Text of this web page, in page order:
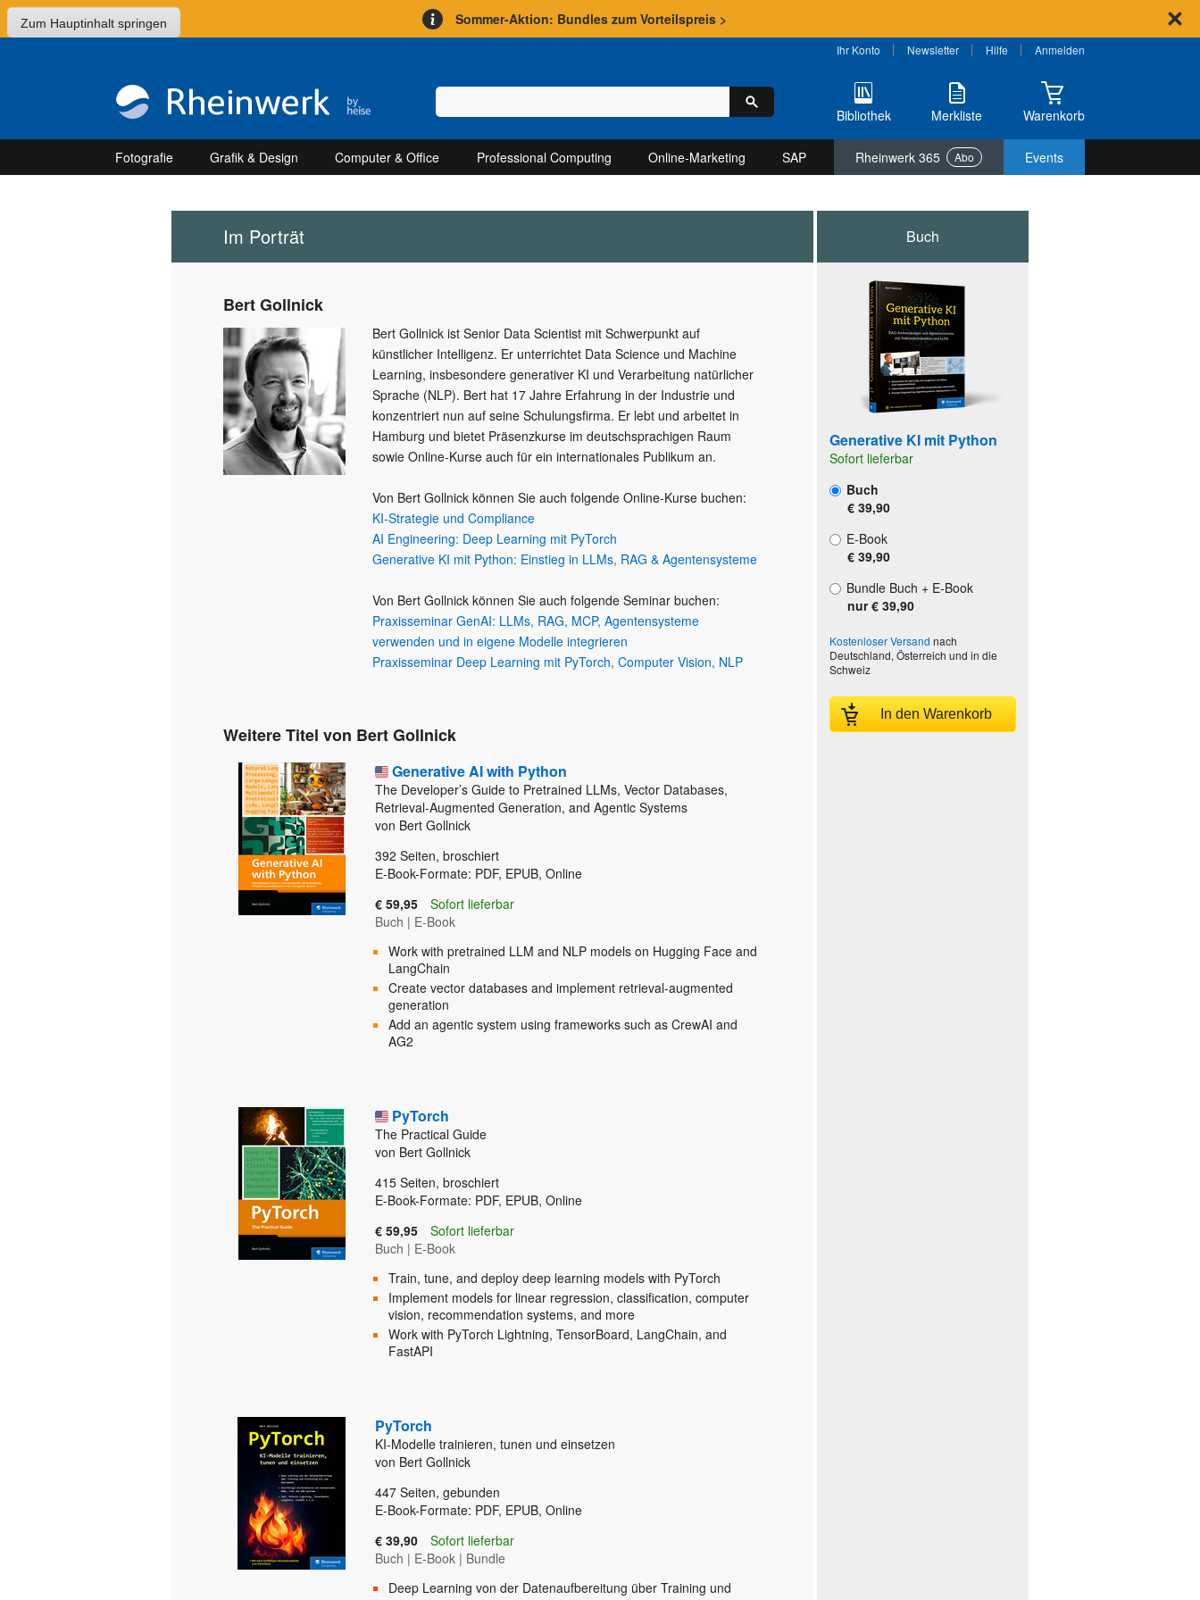
Zum Hauptinhalt springen Sommer-Aktion: Bundles zum Vorteilspreis >
Ihr Konto Newsletter Hilfe Anmelden
Bibliothek Merkliste Warenkorb
Fotografie Grafik & Design Computer & Office Professional Computing Online-Marketing SAP Rheinwerk 365 Abo Events
Im Porträt
Bert Gollnick
Bert Gollnick ist Senior Data Scientist mit Schwerpunkt auf
künstlicher Intelligenz. Er unterrichtet Data Science und Machine
Learning, insbesondere generativer KI und Verarbeitung natürlicher
Sprache (NLP). Bert hat 17 Jahre Erfahrung in der Industrie und
konzentriert nun auf seine Schulungsfirma. Er lebt und arbeitet in
Hamburg und bietet Präsenzkurse im deutschsprachigen Raum
sowie Online-Kurse auch für ein internationales Publikum an.
Von Bert Gollnick können Sie auch folgende Online-Kurse buchen:
KI-Strategie und Compliance
AI Engineering: Deep Learning mit PyTorch
Generative KI mit Python: Einstieg in LLMs, RAG & Agentensysteme
Von Bert Gollnick können Sie auch folgende Seminar buchen:
Praxisseminar GenAI: LLMs, RAG, MCP, Agentensysteme
verwenden und in eigene Modelle integrieren
Praxisseminar Deep Learning mit PyTorch, Computer Vision, NLP
Weitere Titel von Bert Gollnick
Generative AI with Python
The Developer’s Guide to Pretrained LLMs, Vector Databases,
Retrieval-Augmented Generation, and Agentic Systems
von Bert Gollnick
392 Seiten, broschiert
E-Book-Formate: PDF, EPUB, Online
€ 59,95
Sofort lieferbar
Buch | E-Book
Work with pretrained LLM and NLP models on Hugging Face and
LangChain
Create vector databases and implement retrieval-augmented
generation
Add an agentic system using frameworks such as CrewAI and
AG2
PyTorch
The Practical Guide
von Bert Gollnick
415 Seiten, broschiert
E-Book-Formate: PDF, EPUB, Online
€ 59,95
Sofort lieferbar
Buch | E-Book
Train, tune, and deploy deep learning models with PyTorch
Implement models for linear regression, classification, computer
vision, recommendation systems, and more
Work with PyTorch Lightning, TensorBoard, LangChain, and
FastAPI
PyTorch
KI-Modelle trainieren, tunen und einsetzen
von Bert Gollnick
447 Seiten, gebunden
E-Book-Formate: PDF, EPUB, Online
€ 39,90
Sofort lieferbar
Buch | E-Book | Bundle
Deep Learning von der Datenaufbereitung über Training und
Buch
Generative KI mit Python
Sofort lieferbar
Buch
€ 39,90
E-Book
€ 39,90
Bundle Buch + E-Book
nur € 39,90
Kostenloser Versand nach
Deutschland, Österreich und in die
Schweiz
In den Warenkorb